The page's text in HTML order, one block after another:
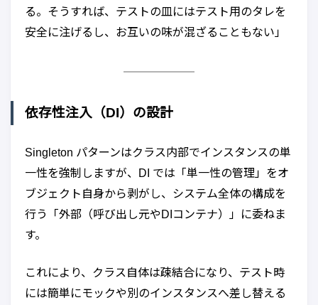
る。そうすれば、テストの皿にはテスト用のタレを
安全に注げるし、お互いの味が混ざることもない」
依存性注入（DI）の設計
Singleton パターンはクラス内部でインスタンスの単
一性を強制しますが、DI では「単一性の管理」をオ
ブジェクト自身から剥がし、システム全体の構成を
行う「外部（呼び出し元やDIコンテナ）」に委ねま
す。
これにより、クラス自体は疎結合になり、テスト時
には簡単にモックや別のインスタンスへ差し替える